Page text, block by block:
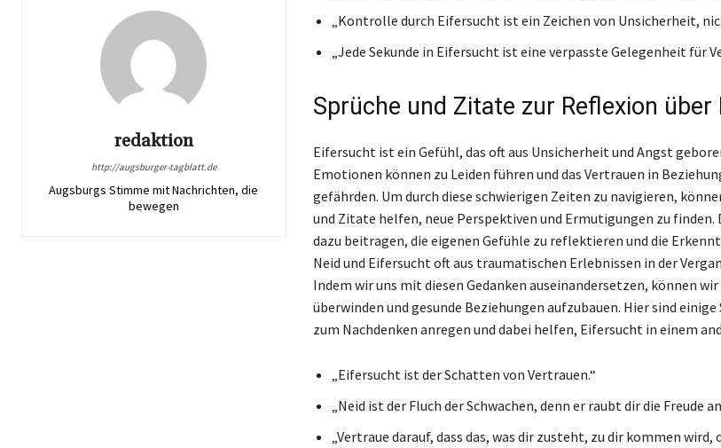
redaktion
http://augsburger-tagblatt.de
Augsburgs Stimme mit Nachrichten, die
bewegen
„Kontrolle durch Eifersucht ist ein Zeichen von Unsicherheit,
„Jede Sekunde in Eifersucht ist eine verpasste Gelegenheit für
Sprüche und Zitate zur Reflexion
Eifersucht ist ein Gefühl, das oft aus Unsicherheit und Angst
Emotionen können zu Leiden führen und das Vertrauen in
gefährden. Um durch diese schwierigen Zeiten zu navigieren,
und Zitate helfen, neue Perspektiven und Ermutigungen zu finden.
dazu beitragen, die eigenen Gefühle zu reflektieren und die
Neid und Eifersucht oft aus traumatischen Erlebnissen in der
Indem wir uns mit diesen Gedanken auseinandersetzen, können
überwinden und gesunde Beziehungen aufzubauen. Hier sind
zum Nachdenken anregen und dabei helfen, Eifersucht in einem
„Eifersucht ist der Schatten von Vertrauen.“
„Neid ist der Fluch der Schwachen, denn er raubt dir die Freude
„Vertraue darauf, dass das, was dir zusteht, zu dir kommen wird,